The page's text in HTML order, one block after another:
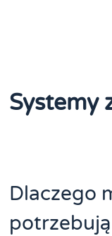
Systemy
Dlaczego